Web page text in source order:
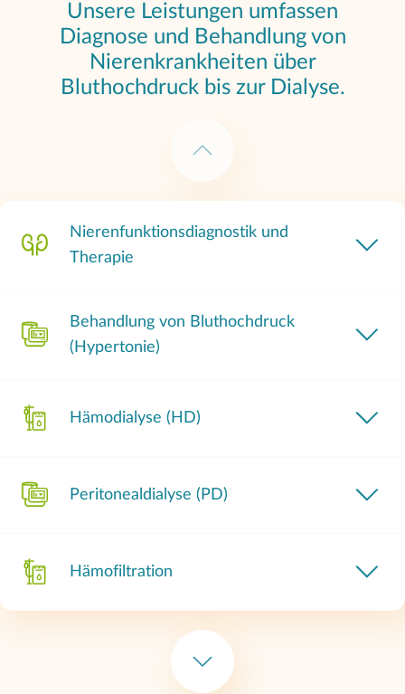
Unsere Leistungen umfassen
Diagnose und Behandlung von
Nierenkrankheiten über
Bluthochdruck bis zur Dialyse.
Nierenfunktionsdiagnostik und
Therapie
Behandlung von Bluthochdruck
(Hypertonie)
Hämodialyse (HD)
Peritonealdialyse (PD)
Hämofiltration